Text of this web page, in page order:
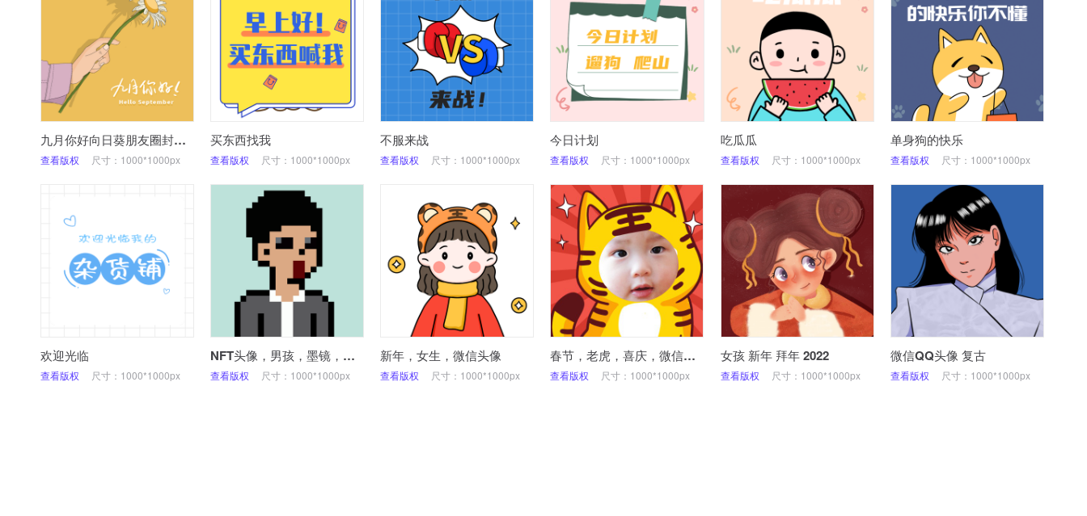
九月你好向日葵朋友圈封面图
查看版权 尺寸：1000*1000px
买东西找我
查看版权 尺寸：1000*1000px
不服来战
查看版权 尺寸：1000*1000px
今日计划
查看版权 尺寸：1000*1000px
吃瓜瓜
查看版权 尺寸：1000*1000px
单身狗的快乐
查看版权 尺寸：1000*1000px
欢迎光临
查看版权 尺寸：1000*1000px
NFT头像，男孩，墨镜，商务，像素，微信头像
查看版权 尺寸：1000*1000px
新年，女生，微信头像
查看版权 尺寸：1000*1000px
春节，老虎，喜庆，微信头像
查看版权 尺寸：1000*1000px
女孩 新年 拜年 2022
查看版权 尺寸：1000*1000px
微信QQ头像 复古
查看版权 尺寸：1000*1000px